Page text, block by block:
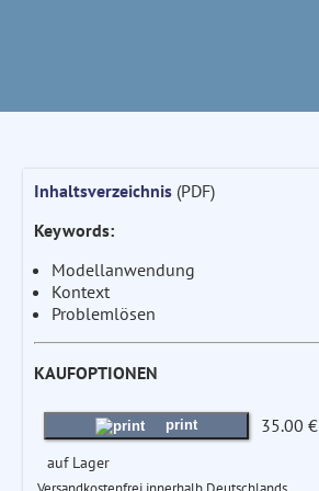
Inhaltsverzeichnis(PDF)
Keywords:
Modellanwendung
Kontext
Problemlösen
KAUFOPTIONEN
print 35.00 €
auf Lager